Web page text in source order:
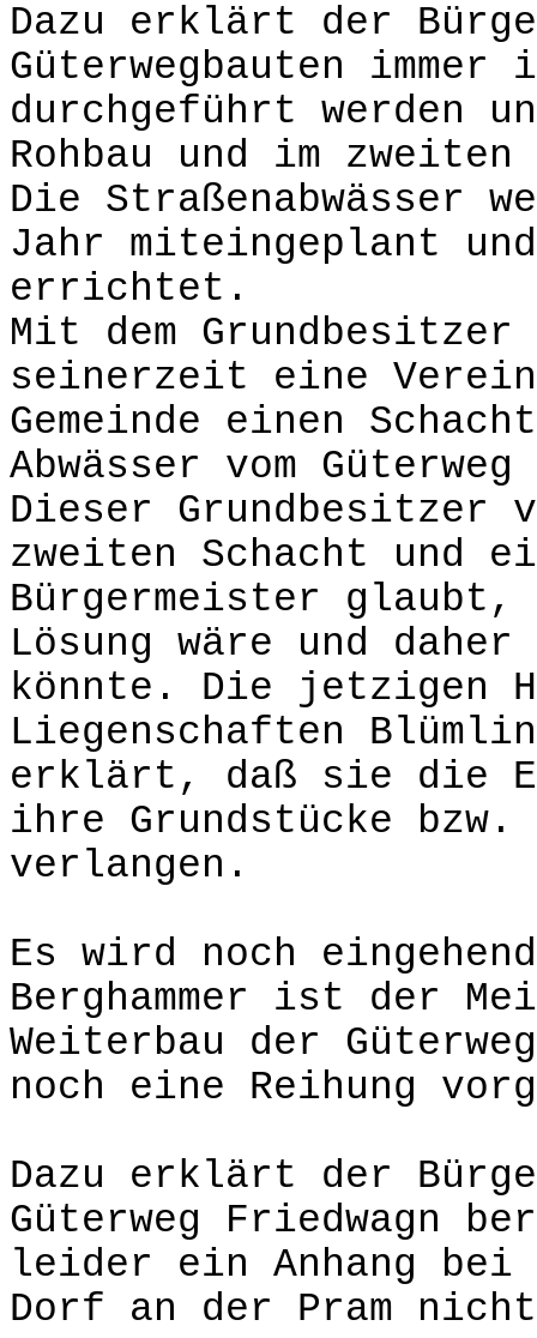
Dazu erklärt der
Güterwegbauten
durchgeführt werden
Rohbau und im
Die Straßenabwässer
Jahr miteingeplant
errichtet.
Mit dem
seinerzeit eine
Gemeinde einen
Abwässer vom
Dieser Grundbesitzer
zweiten Schacht und
Bürgermeister glaubt,
Lösung wäre und
könnte. Die jetzigen
Liegenschaften
erklärt, daß sie die
ihre Grundstücke
verlangen.
Es wird noch
Berghammer ist der
Weiterbau der
noch eine Reihung
Dazu erklärt der
Güterweg Friedwagn
leider ein Anhang bei
Dorf an der Pram